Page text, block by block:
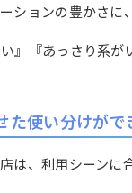
ションの豊かさに
い』『あっさり系
た使い分けがで
は、利用シーンに